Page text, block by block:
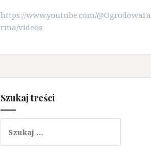
https://www.youtube.com/@OgrodowaFa
rma/videos
Szukaj treści